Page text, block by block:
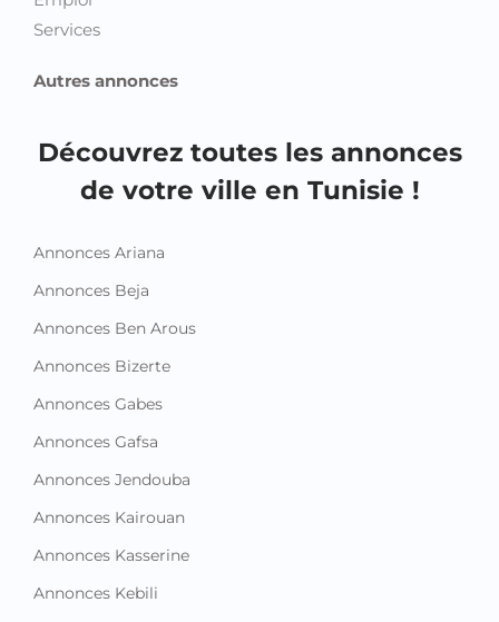
Services
Autres annonces
Découvrez toutes les annonces
de votre ville en Tunisie !
Annonces Ariana
Annonces Beja
Annonces Ben Arous
Annonces Bizerte
Annonces Gabes
Annonces Gafsa
Annonces Jendouba
Annonces Kairouan
Annonces Kasserine
Annonces Kebili